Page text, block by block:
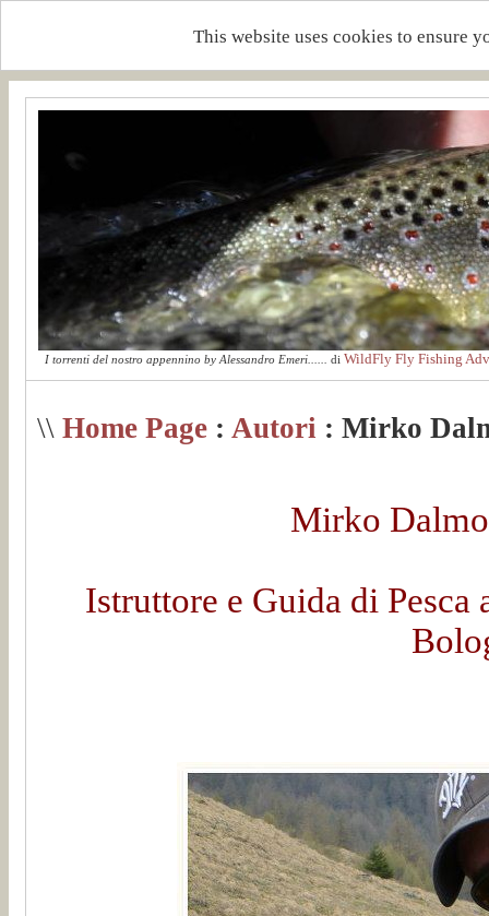
This website uses cookies to ensure
I torrenti del nostro appennino by Alessandro Emeri...... di WildFly Fly Fishing
\\ Home Page : Autori : Mirko
Mirko
Istruttore e Guida di Pesca